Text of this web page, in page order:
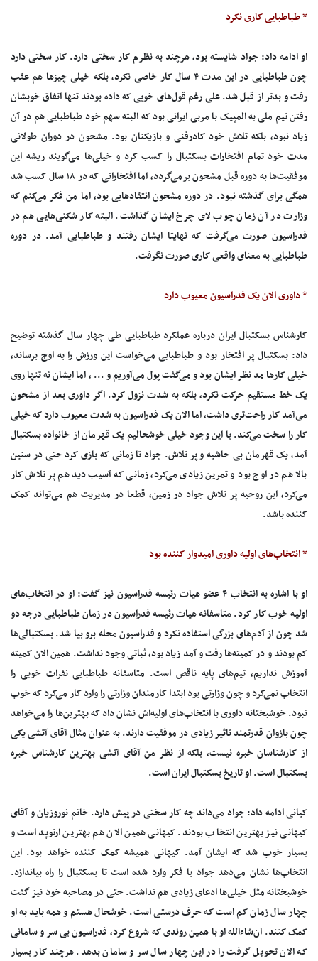
* طباطبایی کاری نکرد
او ادامه داد: جواد شایسته بود، هرچند به نظرم کار سختی دارد. کار سختی دارد
چون طباطبایی در این مدت ۴ سال کار خاصی نکرد، بلکه خیلی چیزها هم عقب
رفت و بدتر از قبل شد. علی رغم قول‌های خوبی که داده بودند تنها اتفاق خوبشان
رفتن تیم ملی به المپیک با مربی ایرانی بود که البته سهم خود طباطبایی هم در آن
زیاد نبود، بلکه تلاش خود کادرفنی و بازیکنان بود. مشحون در دوران طولانی
مدت خود تمام افتخارات بسکتبال را کسب کرد و خیلی‌ها می‌گویند ریشه این
موفقیت‌ها به دوره قبل مشحون برمی‌گردد، اما افتخاراتی که در ۱۸ سال کسب شد
همگی برای‌ گذشته نبود. در دوره مشحون انتقادهایی بود، اما من فکر می‌کنم که
وزارت در آن زمان چوب لای‌ چرخ ایشان گذاشت. البته کار شکنی‌هایی هم در
فدراسیون صورت می‌گرفت که نهایتا ایشان رفتند و طباطبایی آمد. در دوره
طباطبایی به معنای واقعی کاری صورت نگرفت.
* داوری الان یک فدراسیون معیوب دارد
کارشناس بسکتبال ایران درباره عملکرد طباطبایی طی چهار سال گذشته توضیح
داد: بسکتبال پر افتخار بود و طباطبایی می‌خواست این ورزش را به اوج برساند،
خیلی کارها مد نظر ایشان بود و می‌گفت پول می‌آوریم و ... ، اما ایشان نه تنها روی
یک خط مستقیم حرکت نکرد، بلکه به شدت نزول کرد. اگر داوری بعد از مشحون
می‌آمد کار راحت‌تری داشت، اما الان یک فدراسیون به شدت معیوب دارد که خیلی
کار را سخت می‌کند. با این وجود خیلی خوشحالیم یک قهرمان از خانواده بسکتبال
آمد، یک قهرمان بی حاشیه و پر تلاش. جواد تا زمانی که بازی کرد حتی در سنین
بالا هم در اوج بود و تمرین زیادی می‌کرد، زمانی که آسیب دید هم پر تلاش کار
می‌کرد، این روحیه پر تلاش جواد در زمین، قطعا در مدیریت هم می‌تواند کمک
کننده باشد.
* انتخاب‌های اولیه داوری امیدوار کننده بود
او با اشاره به انتخاب ۴ عضو هیات رئیسه فدراسیون نیز گفت: او در انتخاب‌های
اولیه خوب کار کرد. متاسفانه هیات رئیسه فدراسیون در زمان طباطبایی درجه دو
شد چون از آدم‌های بزرگی استفاده نکرد و فدراسیون محله برو بیا شد. بسکتبالی‌ها
کم بودند و در کمیته‌ها رفت و آمد زیاد بود، ثباتی وجود نداشت. همین الان کمیته
آموزش نداریم، تیم‌های پایه ناقص است. متاسفانه طباطبایی نفرات خوبی را
انتخاب نمی‌کرد و چون وزارتی بود ابتدا کارمندان وزارتی را وارد کار می‌کرد که خوب
نبود. خوشبختانه داوری با انتخاب‌های اولیه‌اش نشان داد که بهترین‌ها را می‌خواهد
چون بازوان قدرتمند تاثیر زیادی در موفقیت دارند. به عنوان مثال آقای آتشی یکی
از کارشناسان خبره نیست، بلکه از نظر من آقای آتشی بهترین کارشناس خبره
بسکتبال است. او تاریخ بسکتبال ایران است.
کیانی ادامه داد: جواد می‌داند چه کار سختی در پیش دارد. خانم نوروزیان و آقای
کیهانی نیز بهترین انتخاب بودند. کیهانی همین الان هم بهترین ارتوپد است و
بسیار خوب شد که ایشان آمد. کیهانی همیشه کمک کننده خواهد بود. این
انتخاب‌ها نشان می‌دهد جواد با فکر وارد شده است تا بسکتبال را راه بیاندازد.
خوشبختانه مثل خیلی‌ها ادعای زیادی هم نداشت. حتی در مصاحبه خود نیز گفت
چهار سال زمان کم است که حرف درستی است. خوشحال هستم و همه باید به او
کمک کنند. ان‌شاءالله او با همین روندی که شروع کرد، فدراسیون بی سر و سامانی
که الان تحویل گرفت را در این چهار سال سر و سامان بدهد. هرچند کار بسیار